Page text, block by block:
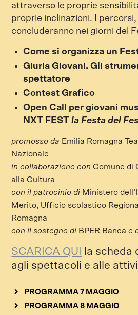
attraverso le proprie
proprie inclinazioni. I percorsi,
concluderanno nei giorni del
Come si organizza un
Giuria Giovani. Gli
spettatore
Contest Grafico
Open Call per giovani
NXT FESTla Festa del
promosso da Emilia Romagna
Nazionale
in collaborazione con Comune di
alla Cultura
con il patrocinio di Ministero
Merito, Ufficio scolastico
Romagna
con il sostegno di BPER Bancae
SCARICA QUI
la scheda
agli spettacoli e alle
PROGRAMMA 7 MAGGIO
PROGRAMMA 8 MAGGIO